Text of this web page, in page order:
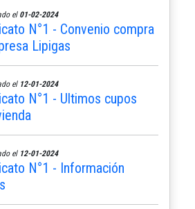
el 01-02-2024
N°1 - Convenio compra
Lipigas
el 12-01-2024
N°1 - Ultimos cupos
el 12-01-2024
N°1 - Información